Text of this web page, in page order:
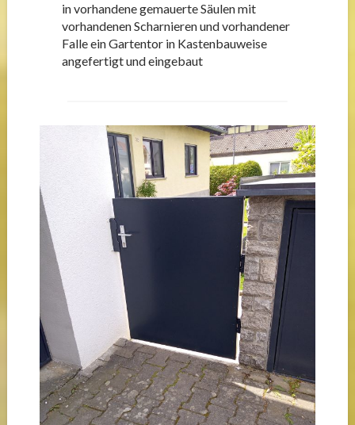
in vorhandene gemauerte Säulen mit
vorhandenen Scharnieren und vorhandener
Falle ein Gartentor in Kastenbauweise
angefertigt und eingebaut